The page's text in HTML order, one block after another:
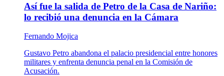
Así fue la salida de Petro de la Casa de Nariño:
lo recibió una denuncia en la Cámara
Fernando Mojica
Gustavo Petro abandona el palacio presidencial entre honores
militares y enfrenta denuncia penal en la Comisión de
Acusación.